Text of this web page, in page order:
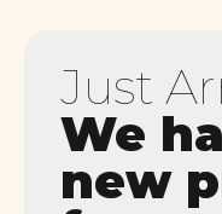
Just
We
new